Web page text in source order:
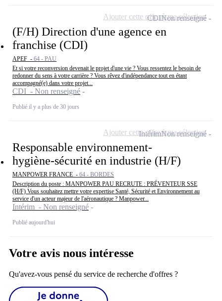
(F/H) Direction d'une agence en
franchise (CDI)
APEF - 64 - PAU
Et si votre reconversion devenait le projet d'une vie ? Vous ressentez le besoin de
redonner du sens à votre carrière ? Vous rêvez d'indépendance tout en étant
accompagné(e) dans votre projet...
CDI - Non renseigné
Publié il y a plus de 30 jours
CDINon renseigné
Ajouter cette offre à ma sélection
Responsable environnement-
hygiène-sécurité en industrie (H/F)
MANPOWER FRANCE - 64 - BORDES
Description du poste : MANPOWER PAU RECRUTE : PRÉVENTEUR SSE
(H/F) Vous souhaitez mettre votre expertise Santé, Sécurité et Environnement au
service d'un acteur majeur de l'aéronautique ? Manpower...
Intérim - Non renseigné
Publié aujourd'hui
IntérimNon renseigné
Ajouter cette offre à ma sélection
Votre avis nous intéresse
Qu'avez-vous pensé du service de recherche d'offres ?